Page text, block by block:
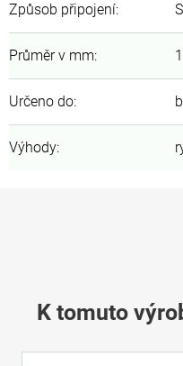
Způsob připojení:
Průměr v mm:
Určeno do:
Výhody:
K tomuto